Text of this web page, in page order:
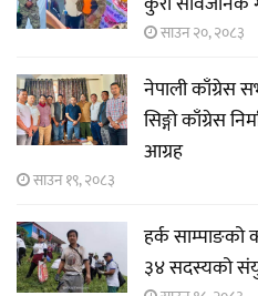
साउन २०, २०८३
नेपाली काँग्रेस
सिङ्गो काँग्रेस
आग्रह
साउन १९, २०८३
हर्क साम्पाङको
३४ सदस्यको